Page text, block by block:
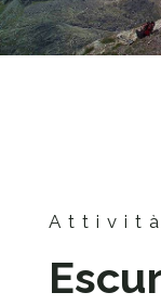
Attività